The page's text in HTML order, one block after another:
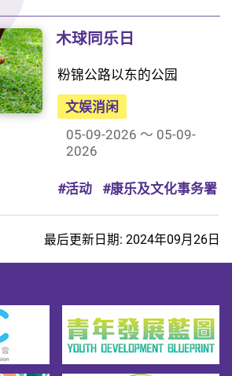
木球同乐日
粉锦公路以东的公园
文娱消闲
05-09-2026 ～ 05-09-
2026
#活动 #康乐及文化事务署
最后更新日期: 2024年09月26日